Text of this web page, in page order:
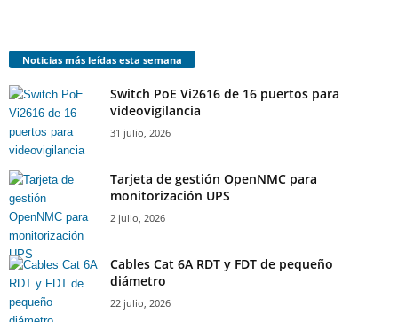
Noticias más leídas esta semana
Switch PoE Vi2616 de 16 puertos para
videovigilancia
31 julio, 2026
Tarjeta de gestión OpenNMC para
monitorización UPS
2 julio, 2026
Cables Cat 6A RDT y FDT de pequeño
diámetro
22 julio, 2026